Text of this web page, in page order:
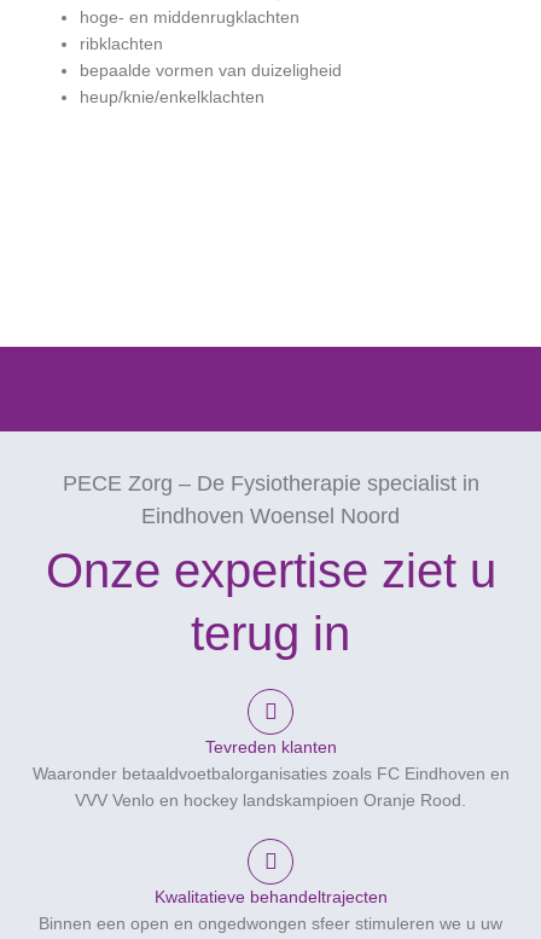
hoge- en middenrugklachten
ribklachten
bepaalde vormen van duizeligheid
heup/knie/enkelklachten
PECE Zorg – De Fysiotherapie specialist in
Eindhoven Woensel Noord
Onze expertise ziet u
terug in
Tevreden klanten
Waaronder betaaldvoetbalorganisaties zoals FC Eindhoven en
VVV Venlo en hockey landskampioen Oranje Rood.
Kwalitatieve behandeltrajecten
Binnen een open en ongedwongen sfeer stimuleren we u uw